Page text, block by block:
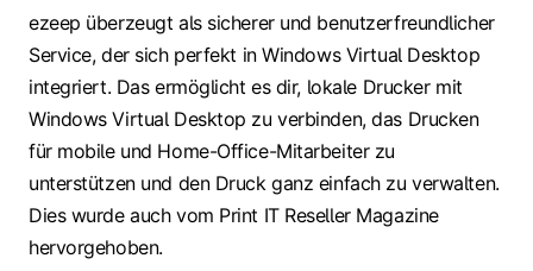
ezeep überzeugt als sicherer und benutzerfreundlicher
Service, der sich perfekt in Windows Virtual Desktop
integriert. Das ermöglicht es dir, lokale Drucker mit
Windows Virtual Desktop zu verbinden, das Drucken
für mobile und Home-Office-Mitarbeiter zu
unterstützen und den Druck ganz einfach zu verwalten.
Dies wurde auch vom Print IT Reseller Magazine
hervorgehoben.